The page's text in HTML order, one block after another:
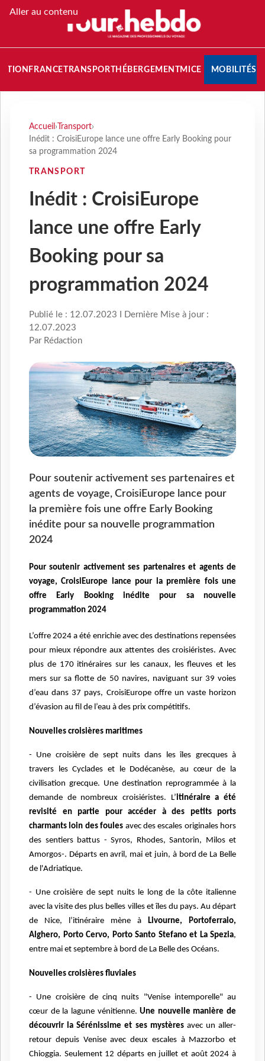
Aller au contenu
FRANCETRANSPORT HÉBERGEMENTMICE MOBILITÉS
Accueil › Transport›
Inédit : CroisiEurope lance une offre Early Booking pour
sa programmation 2024
TRANSPORT
Inédit : CroisiEurope
lance une offre Early
Booking pour sa
programmation 2024
Publié le : 12.07.2023 I Dernière Mise à jour :
12.07.2023
Par Rédaction
Pour soutenir activement ses partenaires et
agents de voyage, CroisiEurope lance pour
la première fois une offre Early Booking
inédite pour sa nouvelle programmation
2024
Pour soutenir activement ses partenaires et agents de
voyage, CroisiEurope lance pour la première fois une
offre Early Booking inédite pour sa nouvelle
programmation 2024
L’offre 2024 a été enrichie avec des destinations repensées
pour mieux répondre aux attentes des croisiéristes. Avec
plus de 170 itinéraires sur les canaux, les fleuves et les
mers sur sa flotte de 50 navires, naviguant sur 39 voies
d’eau dans 37 pays, CroisiEurope offre un vaste horizon
d’évasion au fil de l’eau à des prix compétitifs.
Nouvelles croisières maritimes
- Une croisière de sept nuits dans les îles grecques à
travers les Cyclades et le Dodécanèse, au cœur de la
civilisation grecque. Une destination reprogrammée à la
demande de nombreux croisiéristes. L’itinéraire a été
revisité en partie pour accéder à des petits ports
charmants loin des foules avec des escales originales hors
des sentiers battus - Syros, Rhodes, Santorin, Milos et
Amorgos-. Départs en avril, mai et juin, à bord de La Belle
de l'Adriatique.
- Une croisière de sept nuits le long de la côte italienne
avec la visite des plus belles villes et îles du pays. Au départ
de Nice, l’itinéraire mène à Livourne, Portoferraio,
Alghero, Porto Cervo, Porto Santo Stefano et La Spezia,
entre mai et septembre à bord de La Belle des Océans.
Nouvelles croisières fluviales
- Une croisière de cinq nuits "Venise intemporelle" au
cœur de la lagune vénitienne.Une nouvelle manière de
découvrir la Sérénissime et ses mystères avec un aller-
retour depuis Venise avec deux escales à Mazzorbo et
Chioggia. Seulement 12 départs en juillet et août 2024 à